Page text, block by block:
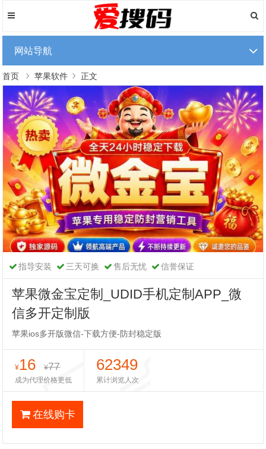
网站导航
首页 苹果软件 正文
指导安装 三天可换 售后无忧 信誉保证
苹果微金宝定制_UDID手机定制APP_微
信多开定制版
苹果ios多开版微信-下载方便-防封稳定版
¥16 ¥77
成为代理价格更低
62349
累计浏览人次
在线购卡